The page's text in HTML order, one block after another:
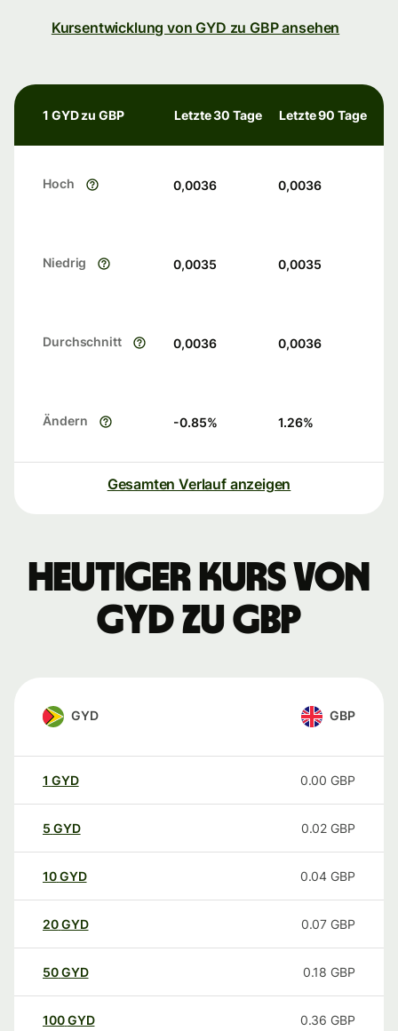
Kursentwicklung von GYD zu GBP ansehen
1 GYD zu GBP Letzte 30 Tage Letzte 90 Tage
Hoch 0,0036 0,0036
Niedrig 0,0035 0,0035
Durchschnitt 0,0036 0,0036
Ändern -0.85% 1.26%
Gesamten Verlauf anzeigen
Heutiger Kurs von
GYD zu GBP
GYD GBP
1 GYD 0.00 GBP
5 GYD 0.02 GBP
10GYD 0.04 GBP
20GYD 0.07 GBP
50GYD 0.18 GBP
100GYD 0.36 GBP